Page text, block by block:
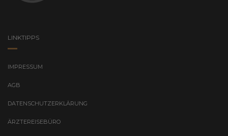
LINKTIPPS
IMPRESSUM
AGB
DATENSCHUTZERKLÄRUNG
ÄRZTEREISEBÜRO